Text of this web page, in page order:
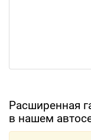
Расширенная
в нашем